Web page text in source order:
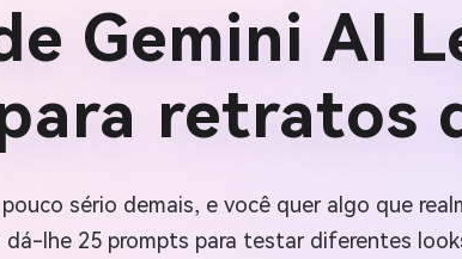
Gemini AI
retratos
sério demais, e você quer algo que
dá-lhe 25 prompts para testar diferentes